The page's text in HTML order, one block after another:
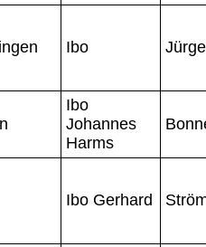
Ibo
Ibo
Johannes
Harms
Ibo Gerhard